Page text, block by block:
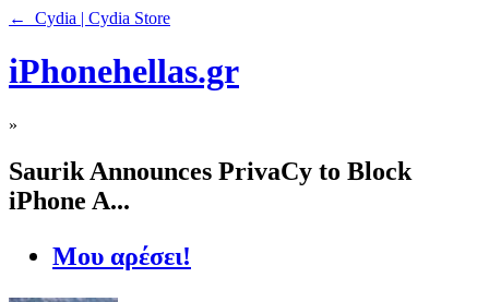
← Cydia | Cydia Store
iPhonehellas.gr
»
Saurik Announces PrivaCy to Block
iPhone A...
Μου αρέσει!